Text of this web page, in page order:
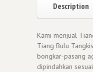
Description
Kami menjual
Tiang Bulu
bongkar-pasang
dipindahkan